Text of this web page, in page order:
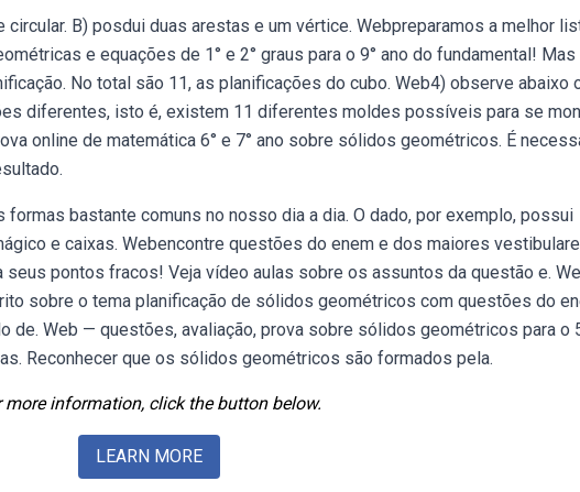
B) posdui duas arestas e um vértice. Webpreparamos a melhor
e equações de 1° e 2° graus para o 9° ano do fundamental! Mas
No total são 11, as planificações do cubo. Web4) observe abaixo
diferentes, isto é, existem 11 diferentes moldes possíveis para se
online de matemática 6° e 7° ano sobre sólidos geométricos. É
bastante comuns no nosso dia a dia. O dado, por exemplo, possui
e caixas. Webencontre questões do enem e dos maiores
pontos fracos! Veja vídeo aulas sobre os assuntos da questão e.
sobre o tema planificação de sólidos geométricos com questões do
de. Web — questões, avaliação, prova sobre sólidos geométricos para o
Reconhecer que os sólidos geométricos são formados pela.
more information, click the button below.
LEARN MORE